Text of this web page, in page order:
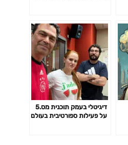
ורומנטי, אבל אין כמו הבלגן
של העיר אפילו עם ממדני,
עם עומר גולן | Omer Golan
דיגיטלי בעמק תוכנית מס.5
על פעילות ספורטיבית בעולם